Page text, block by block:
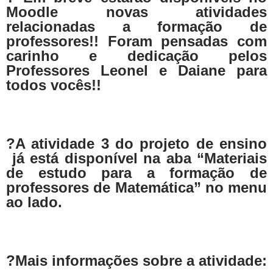
Moodle novas atividades
relacionadas a formação de
professores!! Foram pensadas com
carinho e dedicação pelos
Professores Leonel e Daiane para
todos vocês!!
?A atividade 3 do projeto de ensino
já está disponível naaba “Materiais
de estudo para a formação de
professores de Matemática” no menu
ao lado.
?Mais informações sobre a atividade: